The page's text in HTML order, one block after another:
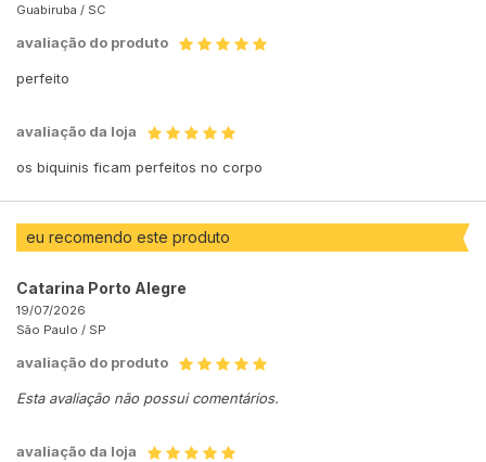
Guabiruba / SC
avaliação do produto
perfeito
avaliação da loja
os biquinis ficam perfeitos no corpo
eu recomendo este produto
Catarina Porto Alegre
19/07/2026
São Paulo / SP
avaliação do produto
Esta avaliação não possui comentários.
avaliação da loja